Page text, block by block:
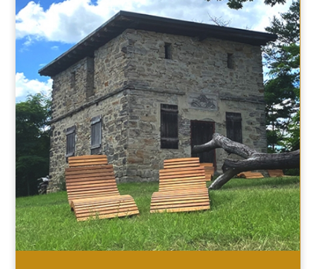
WELLNESS